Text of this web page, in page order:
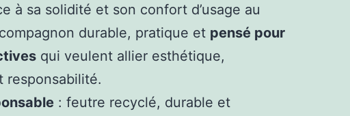
à sa solidité et son confort d’usage au
durable, pratique et pensé pour
qui veulent allier esthétique,
responsabilité.
: feutre recyclé, durable et